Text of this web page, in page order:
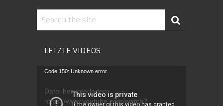
LETZTE VIDEOS
Video-
Code 150: Unknown error.
Datei herunterladen:
https://www.youtube.com/watch?